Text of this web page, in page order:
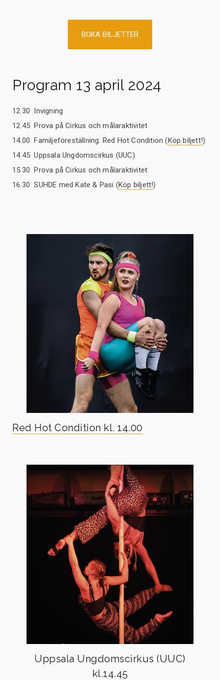
BOKA BILJETTER
Program 13 april 2024
12.30 Invigning
12.45 Prova på Cirkus och målaraktivitet
14.00 Familjeföreställning: Red Hot Condition (Köp biljett!)
14.45 Uppsala Ungdomscirkus (UUC)
15.30 Prova på Cirkus och målaraktivitet
16.30 SUHDE med Kate & Pasi (Köp biljett!)
Red Hot Condition kl. 14.00
Uppsala Ungdomscirkus (UUC)
kl.14.45